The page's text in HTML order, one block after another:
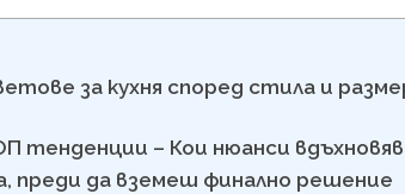
за кухня според стила и
тенденции – Кои нюанси
преди да вземеш финално решение